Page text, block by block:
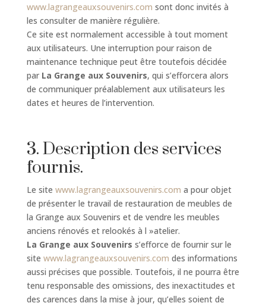
www.lagrangeauxsouvenirs.com sont donc invités à
les consulter de manière régulière.
Ce site est normalement accessible à tout moment
aux utilisateurs. Une interruption pour raison de
maintenance technique peut être toutefois décidée
par La Grange aux Souvenirs, qui s’efforcera alors
de communiquer préalablement aux utilisateurs les
dates et heures de l’intervention.
3. Description des services
fournis.
Le site www.lagrangeauxsouvenirs.com a pour objet
de présenter le travail de restauration de meubles de
la Grange aux Souvenirs et de vendre les meubles
anciens rénovés et relookés à l »atelier.
La Grange aux Souvenirs s’efforce de fournir sur le
site www.lagrangeauxsouvenirs.com des informations
aussi précises que possible. Toutefois, il ne pourra être
tenu responsable des omissions, des inexactitudes et
des carences dans la mise à jour, qu’elles soient de